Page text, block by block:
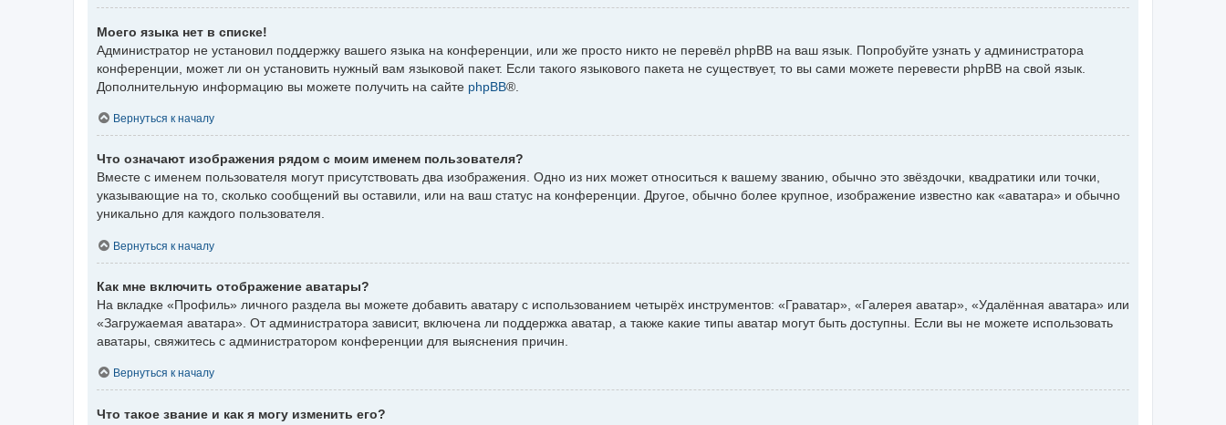
Моего языка нет в списке!
Администратор не установил поддержку вашего языка на конференции, или же просто никто не перевёл phpBB на ваш язык. Попробуйте узнать у администратора
конференции, может ли он установить нужный вам языковой пакет. Если такого языкового пакета не существует, то вы сами можете перевести phpBB на свой язык.
Дополнительную информацию вы можете получить на сайте phpBB®.
Вернуться к началу
Что означают изображения рядом с моим именем пользователя?
Вместе с именем пользователя могут присутствовать два изображения. Одно из них может относиться к вашему званию, обычно это звёздочки, квадратики или точки,
указывающие на то, сколько сообщений вы оставили, или на ваш статус на конференции. Другое, обычно более крупное, изображение известно как «аватара» и обычно
уникально для каждого пользователя.
Вернуться к началу
Как мне включить отображение аватары?
На вкладке «Профиль» личного раздела вы можете добавить аватару с использованием четырёх инструментов: «Граватар», «Галерея аватар», «Удалённая аватара» или
«Загружаемая аватара». От администратора зависит, включена ли поддержка аватар, а также какие типы аватар могут быть доступны. Если вы не можете использовать
аватары, свяжитесь с администратором конференции для выяснения причин.
Вернуться к началу
Что такое звание и как я могу изменить его?